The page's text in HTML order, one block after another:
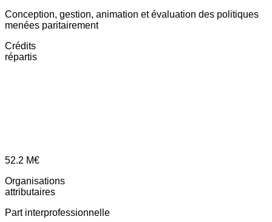
Conception, gestion, animation et évaluation des politiques
menées paritairement
Crédits
répartis
52.2 M€
Organisations
attributaires
Part interprofessionnelle